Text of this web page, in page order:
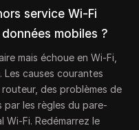
service Wi-Fi
mobiles ?
mais échoue en Wi-Fi,
causes courantes
des problèmes de
les règles du pare-
Fi. Redémarrez le